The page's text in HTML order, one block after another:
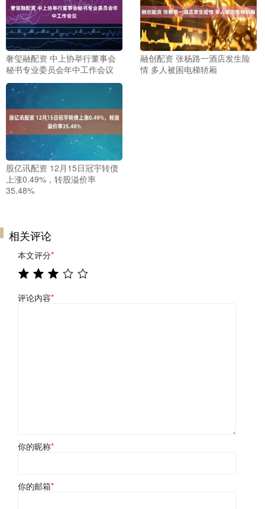
奢玺融配资 中上协举行董事会
秘书专业委员会年中工作会议
融创配资 张杨路一酒店发生险
情 多人被困电梯轿厢
股亿讯配资 12月15日冠宇转债
上涨0.49%，转股溢价率
35.48%
相关评论
本文评分*
评论内容*
你的昵称*
你的邮箱*